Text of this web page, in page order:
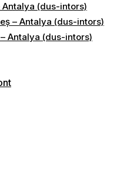
(dus-intors)
– Antalya (dus-intors)
Antalya (dus-intors)